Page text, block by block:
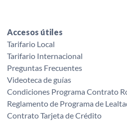
Accesos útiles
Tarifario Local
Tarifario Internacional
Preguntas Frecuentes
Videoteca de guías
Condiciones Programa Contrato
Reglamento de Programa de
Contrato Tarjeta de Crédito